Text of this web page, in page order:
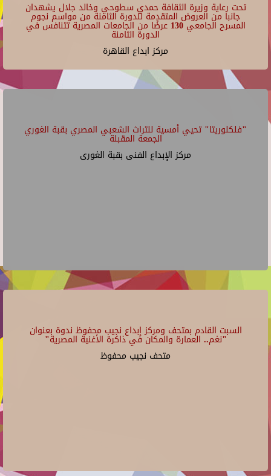
تحت رعاية وزيرة الثقافة حمدي سطوحي وخالد جلال يشهدان
جانبا من العروض المتقدمة للدورة الثامنة من مواسم نجوم
المسرح الجامعي 130 عرضًا من الجامعات المصرية تتنافس في
الدورة الثامنة
مركز ابداع القاهرة
"فلكلوريتا" تحيي أمسية للتراث الشعبي المصري بقبة الغوري
الجمعة المقبلة
مركز الإبداع الفنى بقبة الغورى
السبت القادم بمتحف ومركز إبداع نجيب محفوظ ندوة بعنوان
"نغم.. العمارة والمكان في ذاكرة الأغنية المصرية"
متحف نجيب محفوظ